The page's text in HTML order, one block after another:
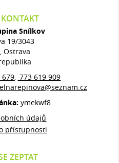
KONTAKT
Snílkov
19/3043
Ostrava
679, 773 619 909
ymekwf8
údajů
přístupnosti
ZEPTAT